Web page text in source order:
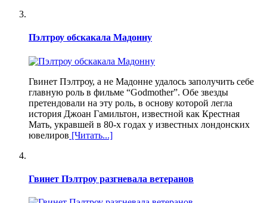
Пэлтроу обскакала Мадонну
Гвинет Пэлтроу, а не Мадонне удалось заполучить себе
главную роль в фильме “Godmother”. Обе звезды
претендовали на эту роль, в основу которой легла
история Джоан Гамильтон, известной как Крестная
Мать, укравшей в 80-х годах у известных лондонских
ювелиров [Читать...]
Гвинет Пэлтроу разгневала ветеранов